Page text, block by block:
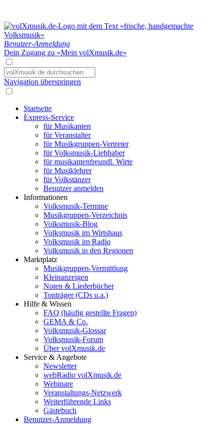
Benutzer-Anmeldung
Dein Zugang zu »Mein volXmusik.de«
Navigation überspringen
Startseite
Express-Service
für Musikanten
für Veranstalter
für Musikgruppen-Vertreter
für Volksmusik-Liebhaber
für musikantenfreundl. Wirte
für Musiklehrer
für Volkstänzer
Benutzer anmelden
Informationen
Volksmusik-Termine
Musikgruppen-Verzeichnis
Volksmusik-Blog
Volksmusik im Wirtshaus
Volksmusik im Radio
Volksmusik in den Regionen
Marktplatz
Musikgruppen-Vermittlung
Kleinanzeigen
Noten & Liederbücher
Tonträger (CDs u.a.)
Hilfe & Wissen
FAQ (häufig gestellte Fragen)
GEMA & Co.
Volksmusik-Glossar
Volksmusik-Forum
Über volXmusik.de
Service & Angebote
Newsletter
webRadio volXmusik.de
Webinare
Veranstaltungs-Netzwerk
Weiterführende Links
Gästebuch
Benutzer-Anmeldung